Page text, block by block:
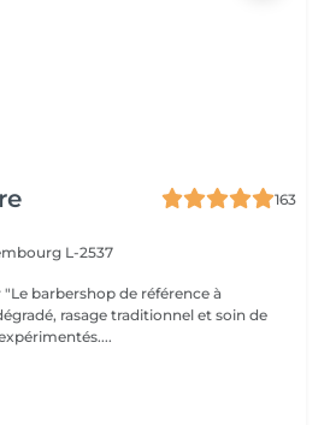
163
L-2537
rasage traditionnel et soin de